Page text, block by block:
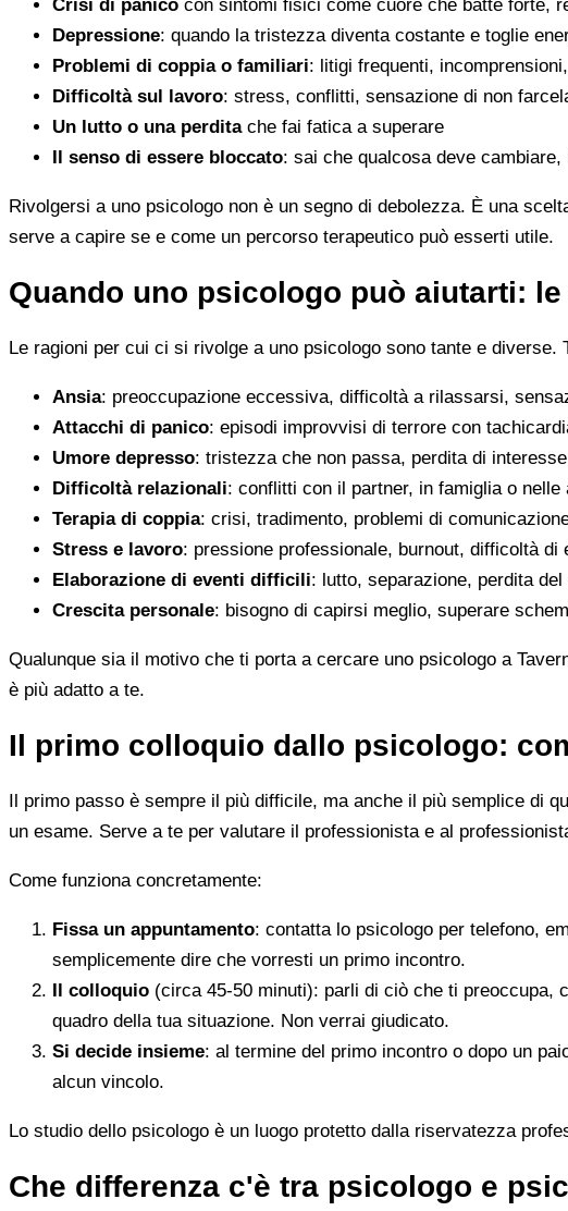
Crisi di panico con sintomi fisici come cuore che batte forte,
Depressione: quando la tristezza diventa costante e toglie
Problemi di coppia o familiari: litigi frequenti,
Difficoltà sul lavoro: stress, conflitti, sensazione di non
Un lutto o una perditache fai fatica a superare
Il senso di essere bloccato: sai che qualcosa deve
Rivolgersi a uno psicologo non è un segno di debolezza. È una
serve a capire se e come un percorso terapeutico può esserti utile.
Quando uno psicologo può aiutarti:
Le ragioni per cui ci si rivolge a uno psicologo sono tante e diverse.
Ansia: preoccupazione eccessiva, difficoltà a rilassarsi,
Attacchi di panico: episodi improvvisi di terrore con
Umore depresso: tristezza che non passa, perdita di
Difficoltà relazionali: conflitti con il partner, in famiglia o nelle
Terapia di coppia: crisi, tradimento, problemi di
Stress e lavoro: pressione professionale, burnout, difficoltà di
Elaborazione di eventi difficili: lutto, separazione, perdita
Crescita personale: bisogno di capirsi meglio, superare
Qualunque sia il motivo che ti porta a cercare uno psicologo a
è più adatto a te.
Il primo colloquio dallo psicologo:
Il primo passo è sempre il più difficile, ma anche il più semplice di
un esame. Serve a te per valutare il professionista e al
Come funziona concretamente:
Fissa un appuntamento: contatta lo psicologo per telefono,
semplicemente dire che vorresti un primo incontro.
Il colloquio (circa 45-50 minuti): parli di ciò che ti preoccupa,
quadro della tua situazione. Non verrai giudicato.
Si decide insieme: al termine del primo incontro o dopo un
alcun vincolo.
Lo studio dello psicologo è un luogo protetto dalla riservatezza
Che differenza c'è tra psicologo e